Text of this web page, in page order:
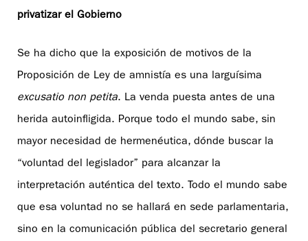
privatizar el Gobierno
Se ha dicho que la exposición de motivos de la
Proposición de Ley de amnistía es una larguísima
excusatio non petita. La venda puesta antes de una
herida autoinfligida. Porque todo el mundo sabe, sin
mayor necesidad de hermenéutica, dónde buscar la
“voluntad del legislador” para alcanzar la
interpretación auténtica del texto. Todo el mundo sabe
que esa voluntad no se hallará en sede parlamentaria,
sino en la comunicación pública del secretario general